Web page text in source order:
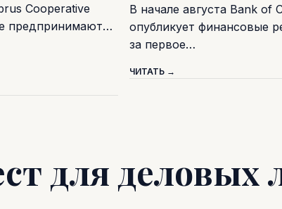
Cooperative
предпринимают…
В начале августа Bank of
опубликует финансовые
за первое…
ЧИТАТЬ →
для деловых